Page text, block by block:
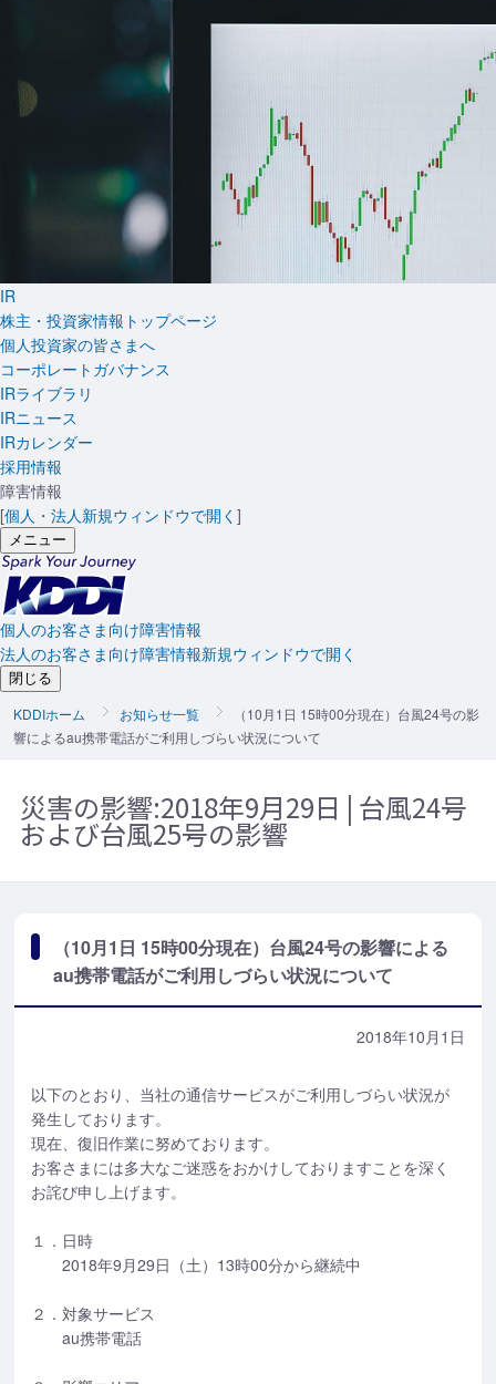
IR
株主・投資家情報トップページ
個人投資家の皆さまへ
コーポレートガバナンス
IRライブラリ
IRニュース
IRカレンダー
採用情報
障害情報
[個人 ・ 法人新規ウィンドウで開く ]
メニュー
個人のお客さま向け障害情報
法人のお客さま向け障害情報新規ウィンドウで開く
閉じる
KDDIホーム お知らせ一覧
（10月1日 15時00分現在）台風24号の影
響によるau携帯電話がご利用しづらい状況について
災害の影響:2018年9月29日 | 台風24号
および台風25号の影響
（10月1日 15時00分現在）台風24号の影響による
au携帯電話がご利用しづらい状況について
2018年10月1日
以下のとおり、当社の通信サービスがご利用しづらい状況が
発生しております。
現在、復旧作業に努めております。
お客さまには多大なご迷惑をおかけしておりますことを深く
お詫び申し上げます。
１．日時
2018年9月29日（土）13時00分から継続中
２．対象サービス
au携帯電話